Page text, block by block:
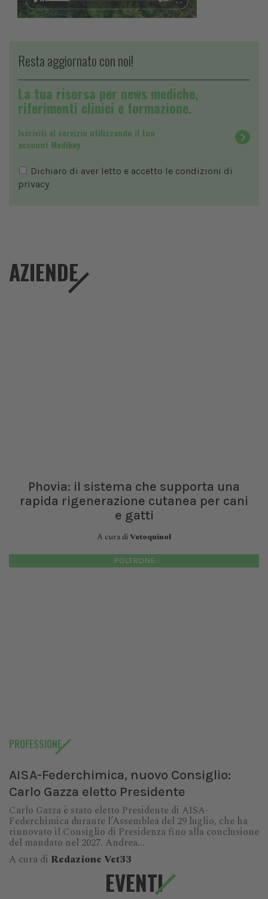
Resta aggiornato con noi!
La tua risorsa per news mediche,
riferimenti clinici e formazione.
Iscriviti al servizio utilizzando il tuo
account Medikey
Dichiaro di aver letto e accetto le condizioni di
privacy
AZIENDE
Phovia: il sistema che supporta una
rapida rigenerazione cutanea per cani
e gatti
A cura diVetoquinol
POLTRONE
PROFESSIONE
AISA-Federchimica, nuovo Consiglio:
Carlo Gazza eletto Presidente
Carlo Gazza è stato eletto Presidente di AISA-
Federchimica durante l’Assemblea del 29 luglio, che ha
rinnovato il Consiglio di Presidenza fino alla conclusione
del mandato nel 2027. Andrea...
A cura di Redazione Vet33
EVENTI